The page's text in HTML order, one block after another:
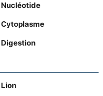
Nucléotide
Cytoplasme
Digestion
Lion